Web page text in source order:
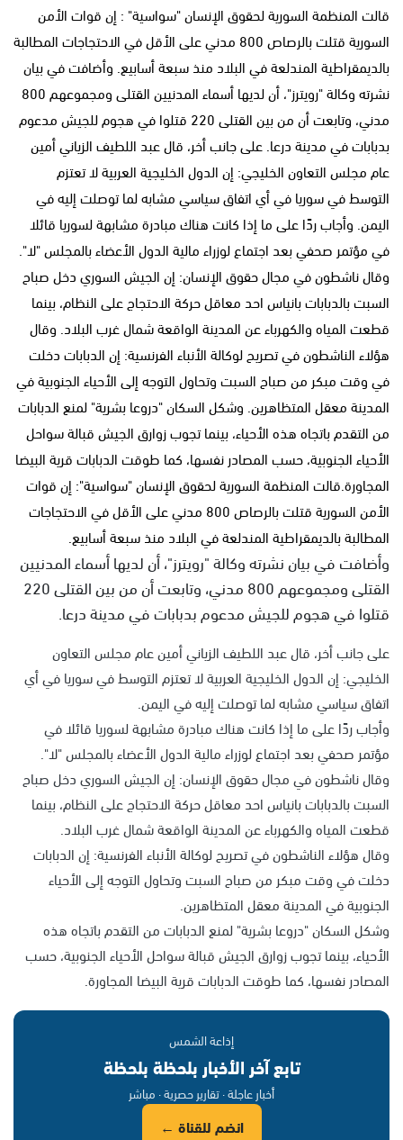
قالت المنظمة السورية لحقوق الإنسان "سواسية" : إن قوات الأمن
السورية قتلت بالرصاص 800 مدني على الأقل في الاحتجاجات المطالبة
بالديمقراطية المندلعة في البلاد منذ سبعة أسابيع. وأضافت في بيان
نشرته وكالة "رويترز"، أن لديها أسماء المدنيين القتلى ومجموعهم 800
مدني، وتابعت أن من بين القتلى 220 قتلوا في هجوم للجيش مدعوم
بدبابات في مدينة درعا. على جانب أخر، قال عبد اللطيف الزياني أمين
عام مجلس التعاون الخليجي: إن الدول الخليجية العربية لا تعتزم
التوسط في سوريا في أي اتفاق سياسي مشابه لما توصلت إليه في
اليمن. وأجاب ردًا على ما إذا كانت هناك مبادرة مشابهة لسوريا قائلا
في مؤتمر صحفي بعد اجتماع لوزراء مالية الدول الأعضاء بالمجلس "لا".
وقال ناشطون في مجال حقوق الإنسان: إن الجيش السوري دخل صباح
السبت بالدبابات بانياس احد معاقل حركة الاحتجاج على النظام، بينما
قطعت المياه والكهرباء عن المدينة الواقعة شمال غرب البلاد. وقال
هؤلاء الناشطون في تصريح لوكالة الأنباء الفرنسية: إن الدبابات دخلت
في وقت مبكر من صباح السبت وتحاول التوجه إلى الأحياء الجنوبية في
المدينة معقل المتظاهرين. وشكل السكان "دروعا بشرية" لمنع الدبابات
من التقدم باتجاه هذه الأحياء، بينما تجوب زوارق الجيش قبالة سواحل
الأحياء الجنوبية، حسب المصادر نفسها، كما طوقت الدبابات قرية البيضا
المجاورة.قالت المنظمة السورية لحقوق الإنسان "سواسية": إن قوات
الأمن السورية قتلت بالرصاص 800 مدني على الأقل في الاحتجاجات
المطالبة بالديمقراطية المندلعة في البلاد منذ سبعة أسابيع.
وأضافت في بيان نشرته وكالة "رويترز"، أن لديها أسماء المدنيين
القتلى ومجموعهم 800 مدني، وتابعت أن من بين القتلى 220
قتلوا في هجوم للجيش مدعوم بدبابات في مدينة درعا.
على جانب أخر، قال عبد اللطيف الزياني أمين عام مجلس التعاون
الخليجي: إن الدول الخليجية العربية لا تعتزم التوسط في سوريا في أي
اتفاق سياسي مشابه لما توصلت إليه في اليمن.
وأجاب ردًا على ما إذا كانت هناك مبادرة مشابهة لسوريا قائلا في
مؤتمر صحفي بعد اجتماع لوزراء مالية الدول الأعضاء بالمجلس "لا".
وقال ناشطون في مجال حقوق الإنسان: إن الجيش السوري دخل صباح
السبت بالدبابات بانياس احد معاقل حركة الاحتجاج على النظام، بينما
قطعت المياه والكهرباء عن المدينة الواقعة شمال غرب البلاد.
وقال هؤلاء الناشطون في تصريح لوكالة الأنباء الفرنسية: إن الدبابات
دخلت في وقت مبكر من صباح السبت وتحاول التوجه إلى الأحياء
الجنوبية في المدينة معقل المتظاهرين.
وشكل السكان "دروعا بشرية" لمنع الدبابات من التقدم باتجاه هذه
الأحياء، بينما تجوب زوارق الجيش قبالة سواحل الأحياء الجنوبية، حسب
المصادر نفسها، كما طوقت الدبابات قرية البيضا المجاورة.
إذاعة الشمس
تابع آخر الأخبار بلحظة بلحظة
أخبار عاجلة · تقارير حصرية · مباشر
انضم للقناة ←